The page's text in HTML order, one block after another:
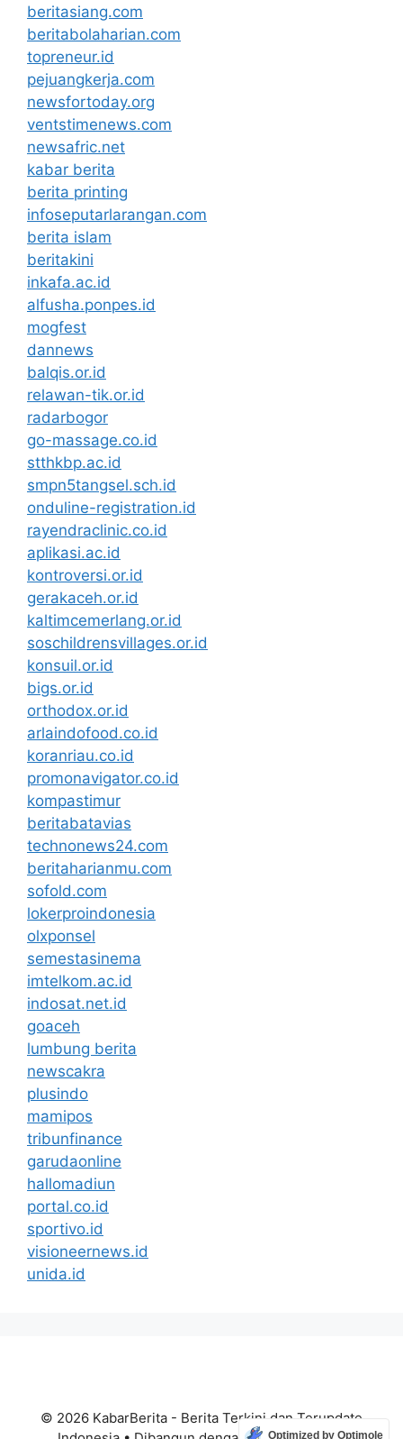
beritasiang.com
beritabolaharian.com
topreneur.id
pejuangkerja.com
newsfortoday.org
ventstimenews.com
newsafric.net
kabar berita
berita printing
infoseputarlarangan.com
berita islam
beritakini
inkafa.ac.id
alfusha.ponpes.id
mogfest
dannews
balqis.or.id
relawan-tik.or.id
radarbogor
go-massage.co.id
stthkbp.ac.id
smpn5tangsel.sch.id
onduline-registration.id
rayendraclinic.co.id
aplikasi.ac.id
kontroversi.or.id
gerakaceh.or.id
kaltimcemerlang.or.id
soschildrensvillages.or.id
konsuil.or.id
bigs.or.id
orthodox.or.id
arlaindofood.co.id
koranriau.co.id
promonavigator.co.id
kompastimur
beritabatavias
technonews24.com
beritaharianmu.com
sofold.com
lokerproindonesia
olxponsel
semestasinema
imtelkom.ac.id
indosat.net.id
goaceh
lumbung berita
newscakra
plusindo
mamipos
tribunfinance
garudaonline
hallomadiun
portal.co.id
sportivo.id
visioneernews.id
unida.id
© 2026 KabarBerita - Berita Terkini dan Terupdate
Optimized by Optimole